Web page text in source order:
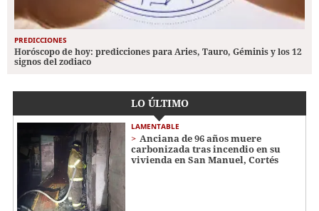
PREDICCIONES
Horóscopo de hoy: predicciones para Aries, Tauro, Géminis y los 12
signos del zodiaco
LO ÚLTIMO
LAMENTABLE
Anciana de 96 años muere
carbonizada tras incendio en su
vivienda en San Manuel, Cortés